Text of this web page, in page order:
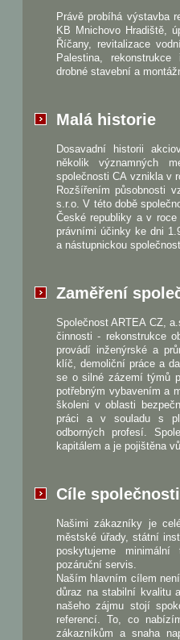
Právě probíhá výstavba
KB Mnichovo Hradiště,
Říčany, revitalizace
Palestina,
drobné stavební a
Malá historie
Dosavadní historii
několik významných
společnosti CA vznikla v
Rozšířením působnosti
s.r.o. V této době
České republiky a v
právními účinky ke dni
a nástupnickou
Zaměření
Společnost ARTEA CZ,
činnosti - rekonstrukce
provádí inženýrské a
klíč, demoliční práce a
se o silné zázemí týmů
potřebným vybavením a
školeni v oblasti
práci a v souladu s
odborných profesí.
kapitálem a je pojištěna
Cíle společnosti
Našimi zákazníky je
městské úřady, státní
poskytujeme
pozáruční servis.
Naším hlavním cílem
důraz na stabilní kvalitu
našeho zájmu stojí
referencí. To, co
zákazníkům a snaha